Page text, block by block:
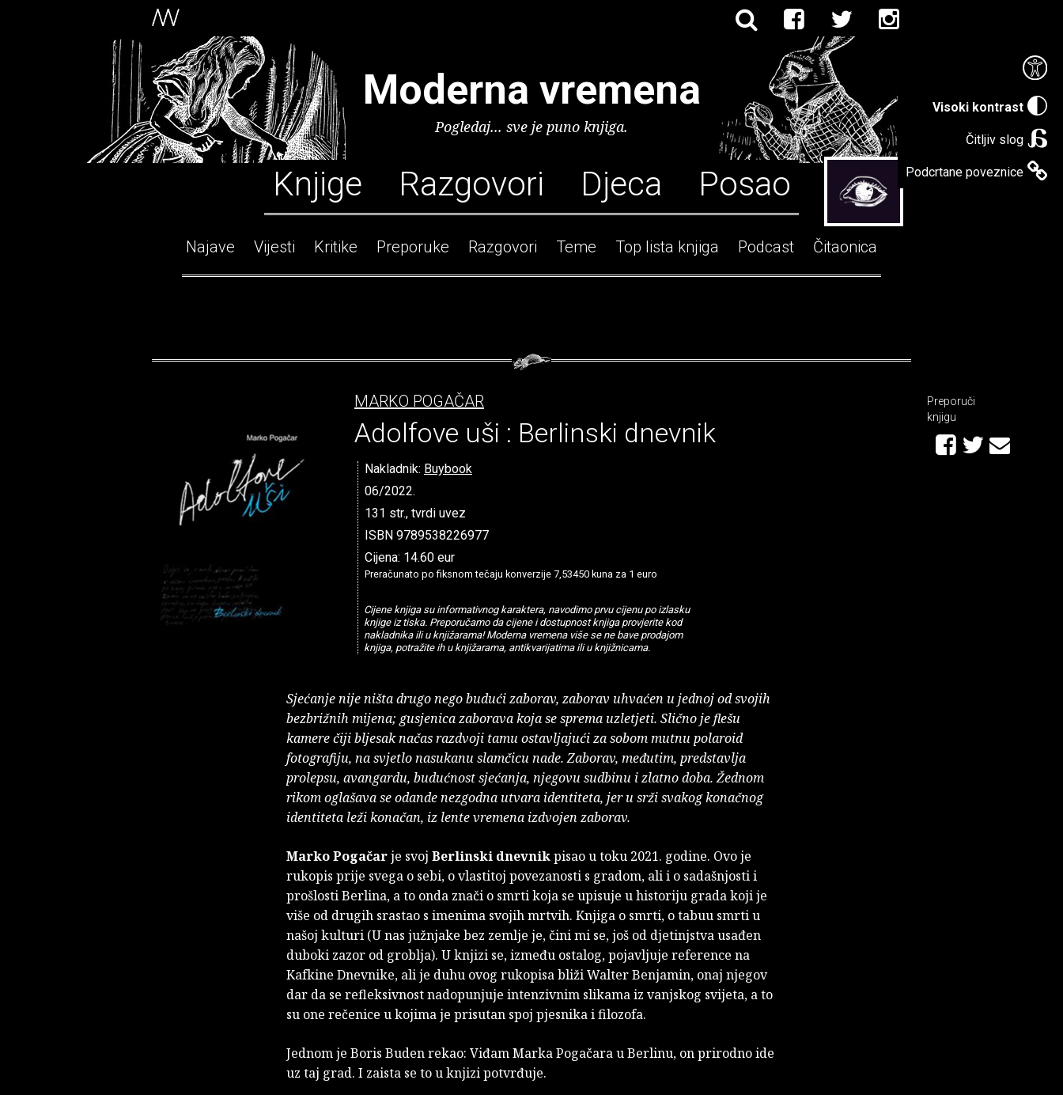
Visoki kontrast
Čitljiv slog
Podcrtane poveznice
Moderna vremena
Pogledaj... sve je puno knjiga.
Knjige Razgovori Djeca Posao
Najave Vijesti Kritike Preporuke Razgovori Teme Top lista knjiga Podcast Čitaonica
MARKO POGAČAR
Adolfove uši : Berlinski dnevnik
Nakladnik: Buybook
06/2022.
131 str., tvrdi uvez
ISBN 9789538226977
Cijena: 14.60 eur
Preračunato po fiksnom tečaju konverzije 7,53450 kuna za 1 euro
Cijene knjiga su informativnog karaktera, navodimo prvu cijenu po izlasku
knjige iz tiska. Preporučamo da cijene i dostupnost knjiga provjerite kod
nakladnika ili u knjižarama! Moderna vremena više se ne bave prodajom
knjiga, potražite ih u knjižarama, antikvarijatima ili u knjižnicama.
Sjećanje nije ništa drugo nego budući zaborav, zaborav uhvaćen u jednoj od svojih
bezbrižnih mijena; gusjenica zaborava koja se sprema uzletjeti. Slično je flešu
kamere čiji bljesak načas razdvoji tamu ostavljajući za sobom mutnu polaroid
fotografiju, na svjetlo nasukanu slamčicu nade. Zaborav, međutim, predstavlja
prolepsu, avangardu, budućnost sjećanja, njegovu sudbinu i zlatno doba. Žednom
rikom oglašava se odande nezgodna utvara identiteta, jer u srži svakog konačnog
identiteta leži konačan, iz lente vremena izdvojen zaborav.
Marko Pogačarje svoj Berlinski dnevnikpisao u toku 2021. godine. Ovo je
rukopis prije svega o sebi, o vlastitoj povezanosti s gradom, ali i o sadašnjosti i
prošlosti Berlina, a to onda znači o smrti koja se upisuje u historiju grada koji je
više od drugih srastao s imenima svojih mrtvih. Knjiga o smrti, o tabuu smrti u
našoj kulturi (U nas južnjake bez zemlje je, čini mi se, još od djetinjstva usađen
duboki zazor od groblja). U knjizi se, između ostalog, pojavljuje reference na
Kafkine Dnevnike, ali je duhu ovog rukopisa bliži Walter Benjamin, onaj njegov
dar da se refleksivnost nadopunjuje intenzivnim slikama iz vanjskog svijeta, a to
su one rečenice u kojima je prisutan spoj pjesnika i filozofa.
Jednom je Boris Buden rekao: Viđam Marka Pogačara u Berlinu, on prirodno ide
uz taj grad. I zaista se to u knjizi potvrđuje.
Preporuči
knjigu